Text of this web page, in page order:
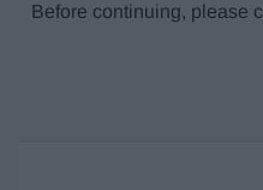
Before continuing, please